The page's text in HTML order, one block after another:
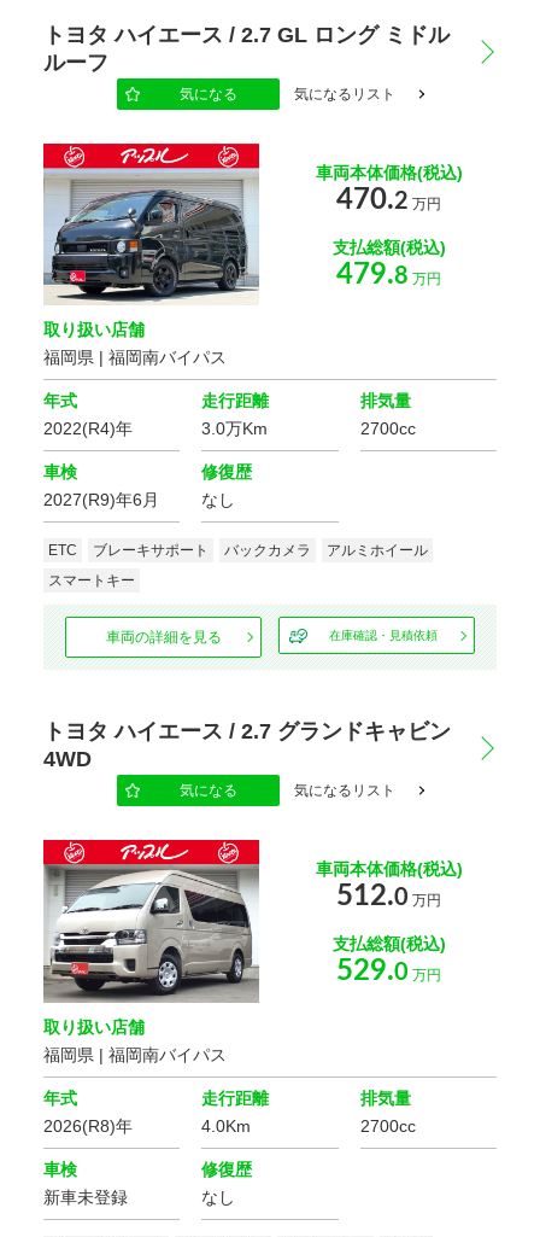
トヨタ ハイエース / 2.7 GL ロング ミドル
ルーフ
気になる 気になるリスト
車両本体価格(税込)
470.2 万円
支払総額(税込)
479.8 万円
取り扱い店舗
福岡県 | 福岡南バイパス
年式
2022(R4)年
走行距離
3.0万Km
排気量
2700cc
車検
2027(R9)年6月
修復歴
なし
ETC ブレーキサポート バックカメラ
アルミホイール
スマートキー
車両の詳細を見る 在庫確認・見積依頼
トヨタ ハイエース / 2.7 グランドキャビン
4WD
気になる 気になるリスト
車両本体価格(税込)
512.0 万円
支払総額(税込)
529.0 万円
取り扱い店舗
福岡県 | 福岡南バイパス
年式
2026(R8)年
走行距離
4.0Km
排気量
2700cc
車検
新車未登録
修復歴
なし